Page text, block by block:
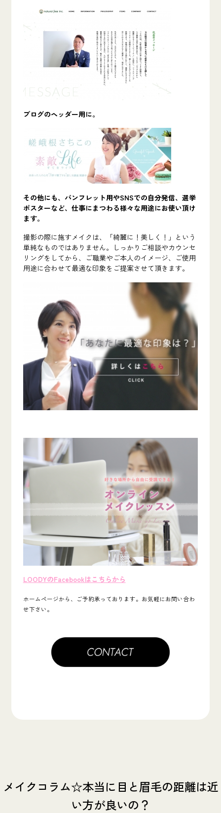
ブログのヘッダー用に。
その他にも、パンフレット用やSNSでの自分発信、選挙
ポスターなど、仕事にまつわる様々な用途にお使い頂け
ます。
撮影の際に施すメイクは、「綺麗に！美しく！」という
単純なものではありません。しっかりご相談やカウンセ
リングをしてから、ご職業やご本人のイメージ、ご使用
用途に合わせて最適な印象をご提案させて頂きます。
LOODYのFacebookはこちらから
ホームページから、ご予約承っております。お気軽にお問い合わ
せ下さい。
メイクコラム☆本当に目と眉毛の距離は近
い方が良いの？